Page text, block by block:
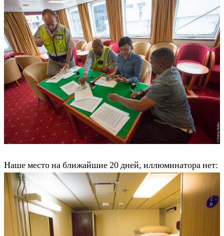
Наше место на ближайшие 20 дней, иллюминатора нет: